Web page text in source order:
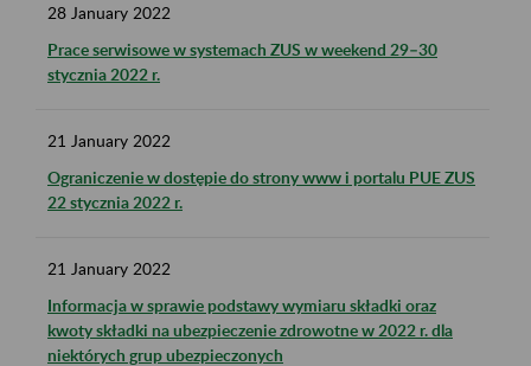
28 January 2022
Prace serwisowe w systemach ZUS w weekend 29–30
stycznia 2022 r.
21 January 2022
Ograniczenie w dostępie do strony www i portalu PUE ZUS
22 stycznia 2022 r.
21 January 2022
Informacja w sprawie podstawy wymiaru składki oraz
kwoty składki na ubezpieczenie zdrowotne w 2022 r. dla
niektórych grup ubezpieczonych